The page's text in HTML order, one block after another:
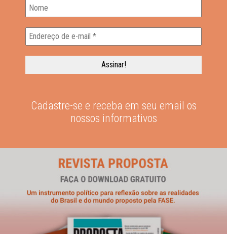
Cadastre-se e receba em seu email os
nossos informativos